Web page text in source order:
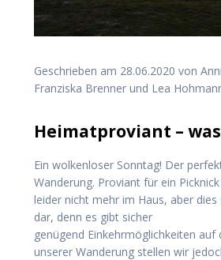
Geschrieben am 28.06.2020 von
Franziska Brenner und Lea
Heimatproviant –
Ein wolkenloser Sonntag! Der
Wanderung. Proviant für ein
leider nicht mehr im Haus, aber
dar, denn es gibt sicher
genügend Einkehrmöglichkeiten auf
unserer Wanderung stellen wir